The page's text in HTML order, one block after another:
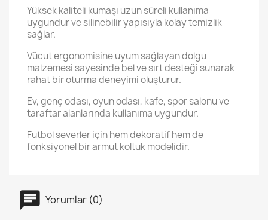
Yüksek kaliteli kumaşı uzun süreli kullanıma
uygundur ve silinebilir yapısıyla kolay temizlik
sağlar.
Vücut ergonomisine uyum sağlayan dolgu
malzemesi sayesinde bel ve sırt desteği sunarak
rahat bir oturma deneyimi oluşturur.
Ev, genç odası, oyun odası, kafe, spor salonu ve
taraftar alanlarında kullanıma uygundur.
Futbol severler için hem dekoratif hem de
fonksiyonel bir armut koltuk modelidir.
Yorumlar (0)